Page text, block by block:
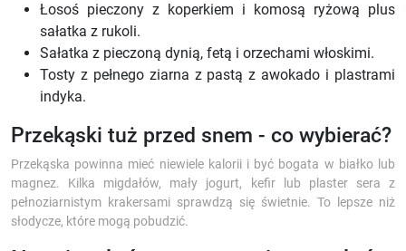
Łosoś pieczony z koperkiem i komosą ryżową plus
sałatka z rukoli.
Sałatka z pieczoną dynią, fetą i orzechami włoskimi.
Tosty z pełnego ziarna z pastą z awokado i plastrami
indyka.
Przekąski tuż przed snem - co wybierać?
Przekąska powinna mieć niewiele kalorii i być bogata w białko lub
magnez. Kilka migdałów, mały jogurt, kefir lub plaster sera z
pełnoziarnistym krakersami sprawdzą się świetnie. To lepsze niż
słodycze, które mogą pobudzić.